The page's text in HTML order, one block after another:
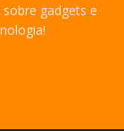
gadgets e